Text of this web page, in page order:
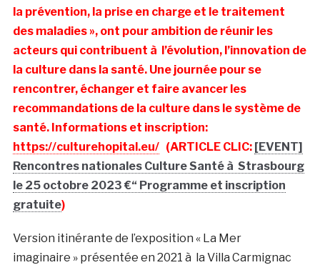
la prévention, la prise en charge et le traitement
des maladies », ont pour ambition de réunir les
acteurs qui contribuent à l’évolution, l’innovation de
la culture dans la santé. Une journée pour se
rencontrer, échanger et faire avancer les
recommandations de la culture dans le système de
santé. Informations et inscription:
https://culturehopital.eu/(ARTICLE CLIC: [EVENT]
Rencontres nationales Culture Santé à Strasbourg
le 25 octobre 2023 €“ Programme et inscription
gratuite)
Version itinérante de l’exposition « La Mer
imaginaire » présentée en 2021 à la Villa Carmignac